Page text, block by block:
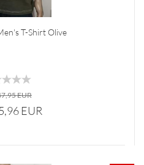
T-Shirt Olive
EUR
EUR